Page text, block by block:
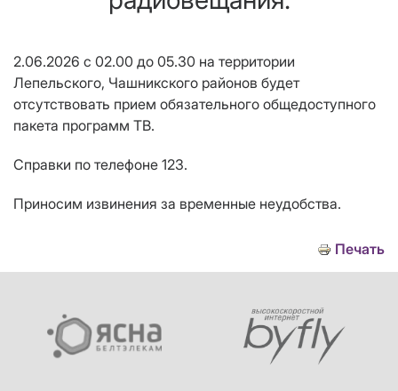
2.06.2026 с 02.00 до 05.30 на территории
Лепельского, Чашникского районов будет
отсутствовать прием обязательного общедоступного
пакета программ ТВ.
Справки по телефоне 123.
Приносим извинения за временные неудобства.
Печать